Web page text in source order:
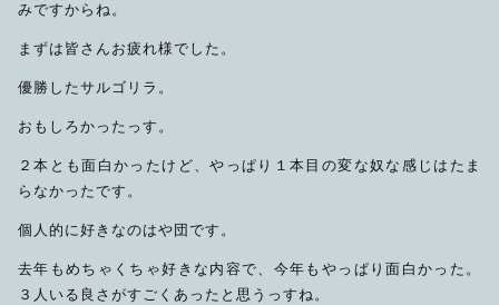
みですからね。
まずは皆さんお疲れ様でした。
優勝したサルゴリラ。
おもしろかったっす。
２本とも面白かったけど、やっぱり１本目の変な奴な感じはたま
らなかったです。
個人的に好きなのはや団です。
去年もめちゃくちゃ好きな内容で、今年もやっぱり面白かった。
３人いる良さがすごくあったと思うっすね。
メンテナンス
その他